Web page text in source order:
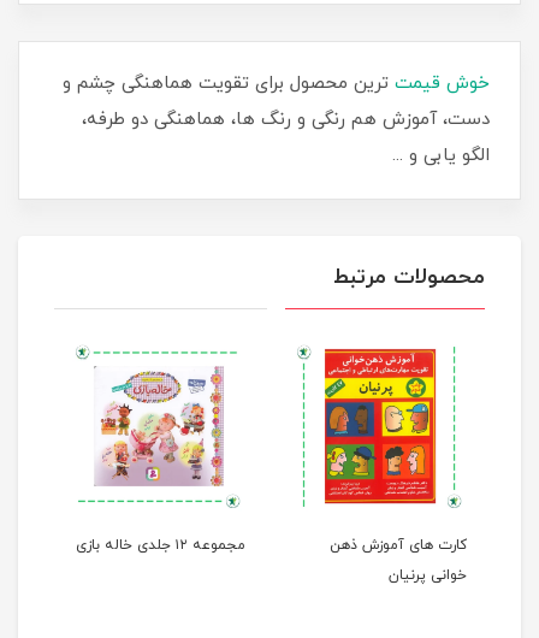
خوش قیمت ترین محصول برای تقویت هماهنگی چشم و
دست، آموزش هم رنگی و رنگ ها، هماهنگی دو طرفه،
الگو یابی و ...
محصولات مرتبط
کارت های آموزش ذهن
خوانی پرنیان
مجموعه ۱۲ جلدی خاله بازی